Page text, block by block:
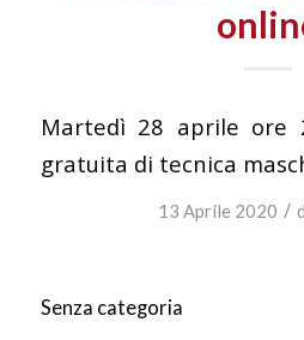
Martedì 28 aprile ore
gratuita di tecnica
13 Aprile 2020 /
Senza categoria